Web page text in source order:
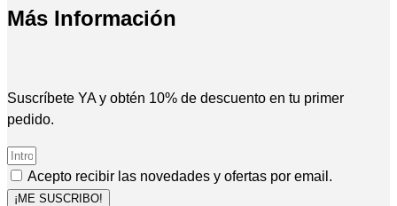
Más Información
Suscríbete YA y obtén 10% de descuento en tu primer
pedido.
Acepto recibir las novedades y ofertas por email.
¡ME SUSCRIBO!